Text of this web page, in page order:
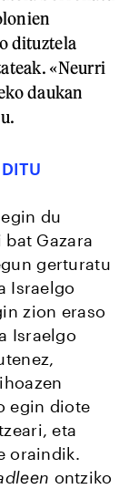
dituztela
«Neurri
daukan
du
Gazara
gerturatu
Israelgo
zion eraso
Israelgo
egin diote
eta
oraindik.
ontziko